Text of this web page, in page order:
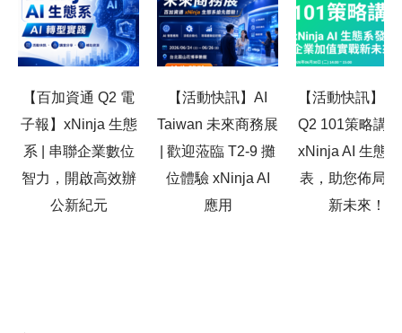
【百加資通 Q2 電
子報】xNinja 生態
系 | 串聯企業數位
智力，開啟高效辦
公新紀元
【活動快訊】AI
Taiwan 未來商務展
| 歡迎蒞臨 T2-9 攤
位體驗 xNinja AI
應用
【活動快訊】
Q2 101策略講
xNinja AI 生態
表，助您佈局
新未來！